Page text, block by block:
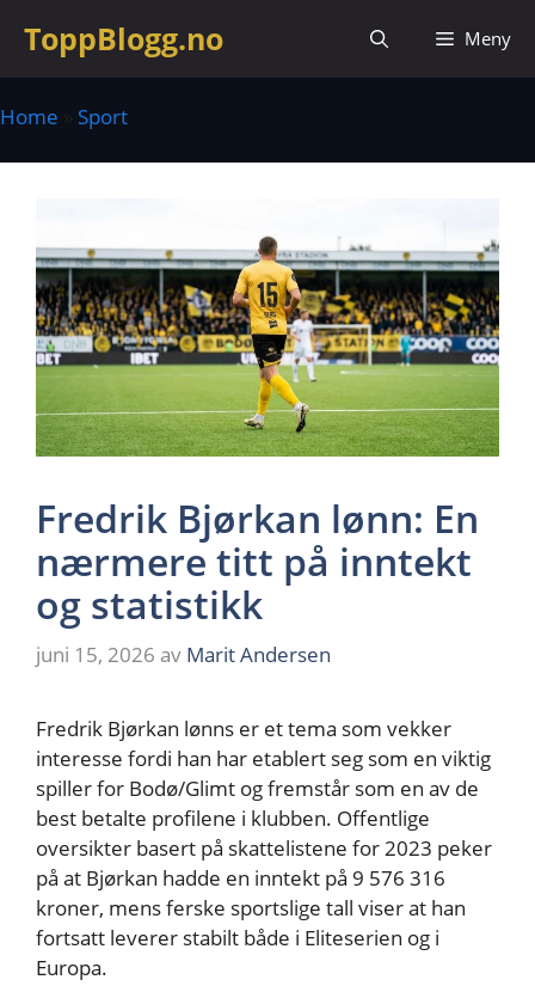
innhold
ToppBlogg.no Meny
Home Sport
Fredrik Bjørkan lønn: En
nærmere titt på inntekt
og statistikk
juni 15, 2026 av Marit Andersen
Fredrik Bjørkan lønns er et tema som vekker
interesse fordi han har etablert seg som en viktig
spiller for Bodø/Glimt og fremstår som en av de
best betalte profilene i klubben. Offentlige
oversikter basert på skattelistene for 2023 peker
på at Bjørkan hadde en inntekt på 9 576 316
kroner, mens ferske sportslige tall viser at han
fortsatt leverer stabilt både i Eliteserien og i
Europa.